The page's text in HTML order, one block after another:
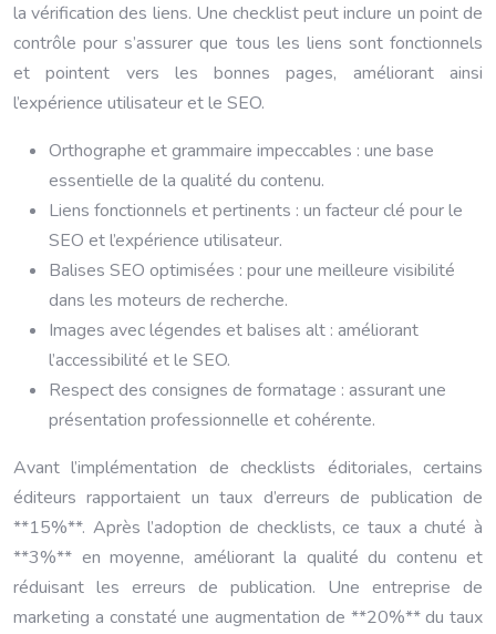
la vérification des liens. Une checklist peut inclure un point de
contrôle pour s’assurer que tous les liens sont fonctionnels
et pointent vers les bonnes pages, améliorant ainsi
l’expérience utilisateur et le SEO.
Orthographe et grammaire impeccables : une base
essentielle de la qualité du contenu.
Liens fonctionnels et pertinents : un facteur clé pour le
SEO et l’expérience utilisateur.
Balises SEO optimisées : pour une meilleure visibilité
dans les moteurs de recherche.
Images avec légendes et balises alt : améliorant
l’accessibilité et le SEO.
Respect des consignes de formatage : assurant une
présentation professionnelle et cohérente.
Avant l’implémentation de checklists éditoriales, certains
éditeurs rapportaient un taux d’erreurs de publication de
**15%**. Après l’adoption de checklists, ce taux a chuté à
**3%** en moyenne, améliorant la qualité du contenu et
réduisant les erreurs de publication. Une entreprise de
marketing a constaté une augmentation de **20%** du taux